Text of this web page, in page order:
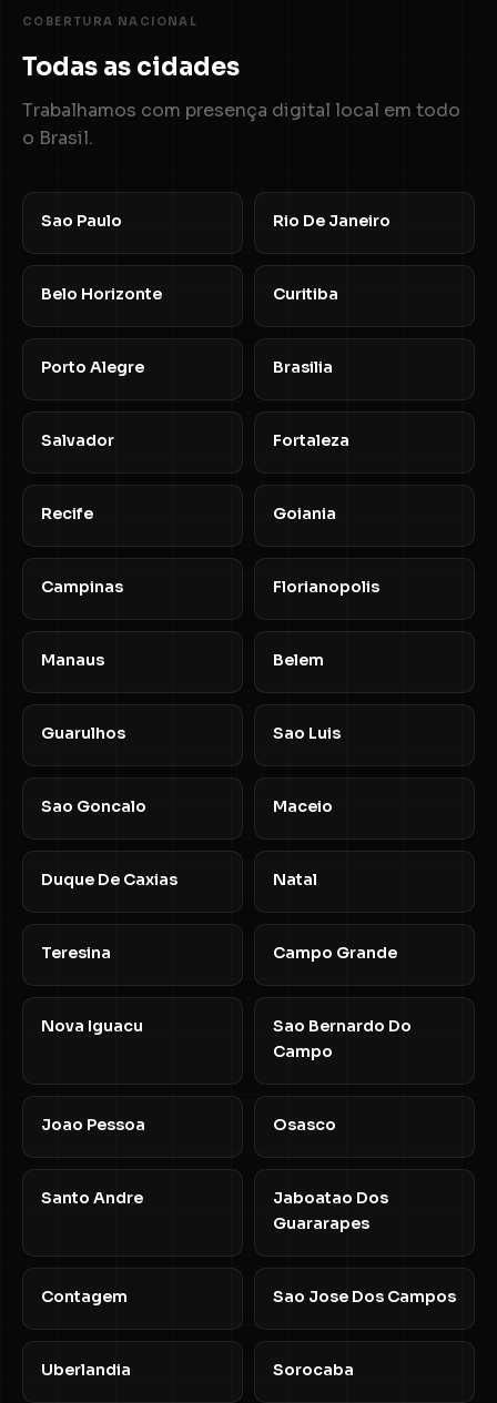
COBERTURA NACIONAL
Todas as cidades
Trabalhamos com presença digital local em todo
o Brasil.
Sao Paulo Rio De Janeiro
Belo Horizonte Curitiba
Porto Alegre Brasilia
Salvador Fortaleza
Recife Goiania
Campinas Florianopolis
Manaus Belem
Guarulhos Sao Luis
Sao Goncalo Maceio
Duque De Caxias Natal
Teresina Campo Grande
Nova Iguacu
Sao Bernardo Do
Campo
Joao Pessoa Osasco
Santo Andre
Jaboatao Dos
Guararapes
Contagem Sao Jose Dos Campos
Uberlandia Sorocaba